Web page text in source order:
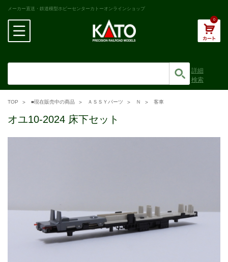
メーカー直送・鉄道模型ホビーセンターカトーオンラインショップ
0
詳細
検索
TOP ■現在販売中の商品 ＡＳＳＹパーツ Ｎ 客車
オユ10-2024 床下セット